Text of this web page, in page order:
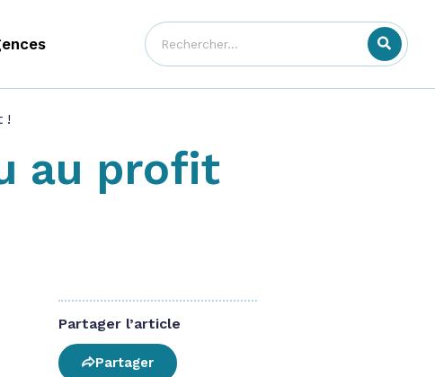
!
au profit
Partager l’article
Partager